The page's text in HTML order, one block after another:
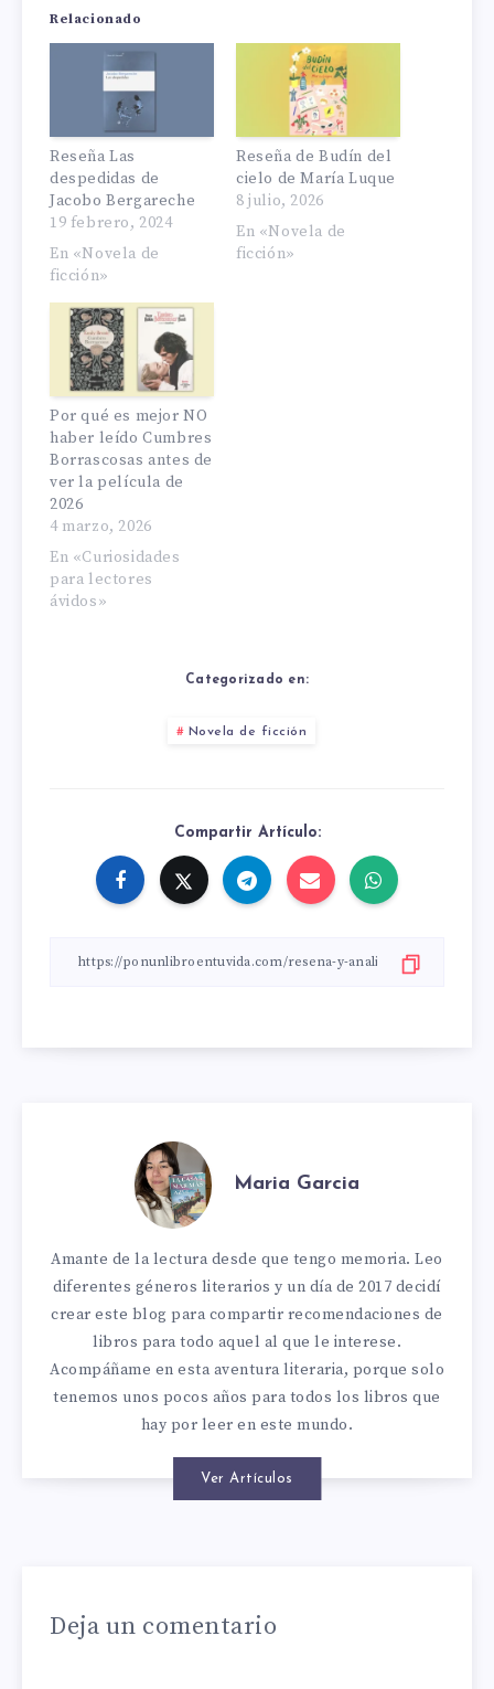
Relacionado
Reseña Las
despedidas de
Jacobo Bergareche
19 febrero, 2024
En «Novela de
ficción»
Reseña de Budín del
cielo de María Luque
8 julio, 2026
En «Novela de
ficción»
Por qué es mejor NO
haber leído Cumbres
Borrascosas antes de
ver la película de
2026
4 marzo, 2026
En «Curiosidades
para lectores
ávidos»
Categorizado en:
Novela de ficción
Compartir Artículo:
Maria Garcia
Amante de la lectura desde que tengo memoria. Leo
diferentes géneros literarios y un día de 2017 decidí
crear este blog para compartir recomendaciones de
libros para todo aquel al que le interese.
Acompáñame en esta aventura literaria, porque solo
tenemos unos pocos años para todos los libros que
hay por leer en este mundo.
Ver Artículos
Deja un comentario